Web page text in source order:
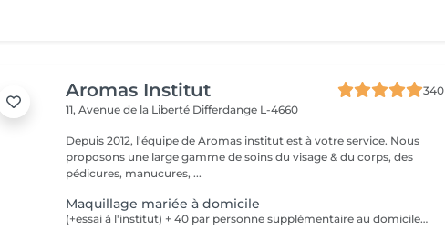
Aromas Institut
340
11, Avenue de la Liberté Differdange L-4660
Depuis 2012, l'équipe de Aromas institut est à votre service. Nous
proposons une large gamme de soins du visage & du corps, des
pédicures, manucures, ...
Maquillage mariée à domicile
(+essai à l'institut) + 40 par personne supplémentaire au domicile de la mariée pour un maquillage le jour de la cérémonie Nous vous prions de bien vouloir respecter votre rendez-vous. En prenant rendez-vous, vous occupez une place, dont une autre personne aurait éventuellement besoin. Tout rendez-vous non annulé 24h en avance, est susceptible d'être facturé. (Si vous ne pouvez pas vous présenter à votre RDV, proposez-le éventuellement à un proche ou à un ami) Toute l'équipe de Aromas Institut vous remercie pour votre respect et votre compréhension.